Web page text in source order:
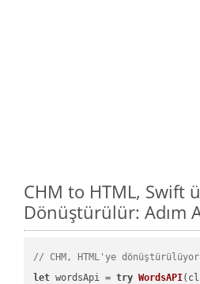
CHM to HTML, Swift
Dönüştürülür: Adım
// CHM, HTML'ye dönüştürülüyor
let wordsApi = try WordsAPI(